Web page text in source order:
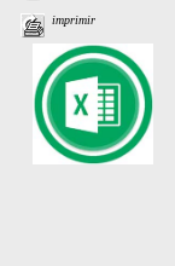
imprimir